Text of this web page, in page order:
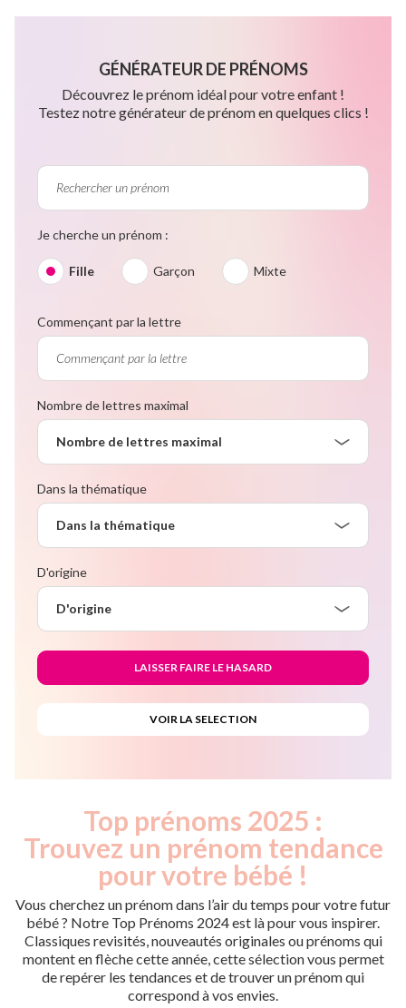
GÉNÉRATEUR DE PRÉNOMS
Découvrez le prénom idéal pour votre enfant !
Testez notre générateur de prénom en quelques clics !
Je cherche un prénom :
Fille Garçon Mixte
Commençant par la lettre
Nombre de lettres maximal
Nombre de lettres maximal
Dans la thématique
Dans la thématique
D'origine
D'origine
Top prénoms 2025 :
Trouvez un prénom tendance
pour votre bébé !
Vous cherchez un prénom dans l’air du temps pour votre futur
bébé ? Notre Top Prénoms 2024 est là pour vous inspirer.
Classiques revisités, nouveautés originales ou prénoms qui
montent en flèche cette année, cette sélection vous permet
de repérer les tendances et de trouver un prénom qui
correspond à vos envies.